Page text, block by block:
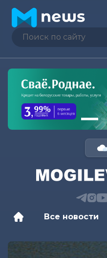
Все новости